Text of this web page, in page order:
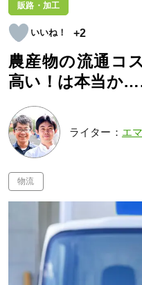
販路・加工
+2
農産物の流通コ
高い！は本当か
ライター： エ
物流